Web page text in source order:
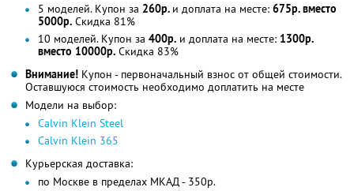
5 моделей. Купон за 260р. и доплата на месте: 675р. вместо
5000р. Скидка 81%
10 моделей. Купон за 400р. и доплата на месте: 1300р.
вместо 10000р. Скидка 83%
Внимание! Купон - первоначальный взнос от общей стоимости.
Оставшуюся стоимость необходимо доплатить на месте
Модели на выбор:
Calvin Klein Steel
Calvin Klein 365
Курьерская доставка:
по Москве в пределах МКАД - 350р.